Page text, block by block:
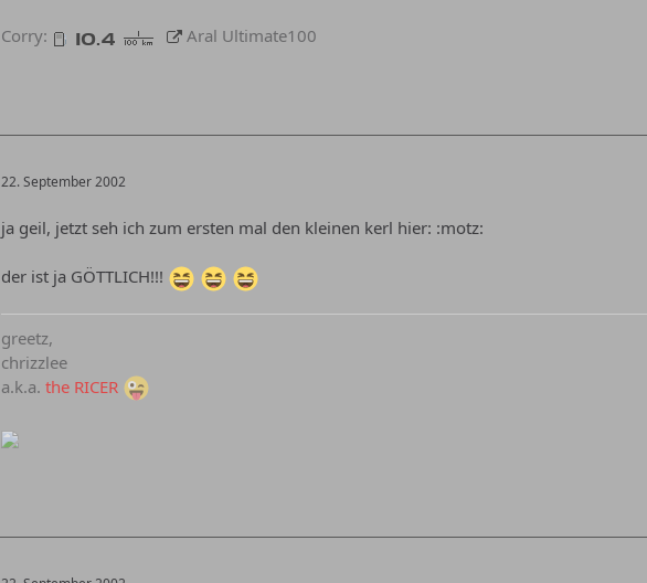
Corry: Aral Ultimate100
22. September 2002
ja geil, jetzt seh ich zum ersten mal den kleinen kerl hier: :motz:
der ist ja GÖTTLICH!!!
greetz,
chrizzlee
a.k.a. the RICER